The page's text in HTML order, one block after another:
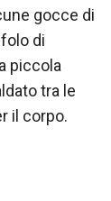
gocce di
di
piccola
tra le
il corpo.